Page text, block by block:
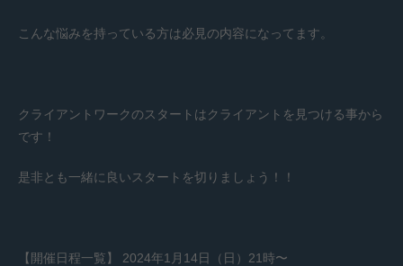
こんな悩みを持っている方は必見の内容になってます。
クライアントワークのスタートはクライアントを見つける事から
です！
是非とも一緒に良いスタートを切りましょう！！
【開催日程一覧】 2024年1月14日（日）21時〜